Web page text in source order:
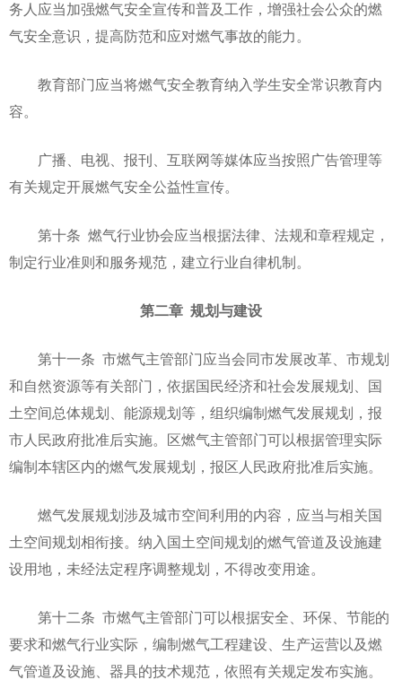
务人应当加强燃气安全宣传和普及工作，增强社会公众的燃
气安全意识，提高防范和应对燃气事故的能力。
教育部门应当将燃气安全教育纳入学生安全常识教育内
容。
广播、电视、报刊、互联网等媒体应当按照广告管理等
有关规定开展燃气安全公益性宣传。
第十条 燃气行业协会应当根据法律、法规和章程规定，
制定行业准则和服务规范，建立行业自律机制。
第二章 规划与建设
第十一条 市燃气主管部门应当会同市发展改革、市规划
和自然资源等有关部门，依据国民经济和社会发展规划、国
土空间总体规划、能源规划等，组织编制燃气发展规划，报
市人民政府批准后实施。区燃气主管部门可以根据管理实际
编制本辖区内的燃气发展规划，报区人民政府批准后实施。
燃气发展规划涉及城市空间利用的内容，应当与相关国
土空间规划相衔接。纳入国土空间规划的燃气管道及设施建
设用地，未经法定程序调整规划，不得改变用途。
第十二条 市燃气主管部门可以根据安全、环保、节能的
要求和燃气行业实际，编制燃气工程建设、生产运营以及燃
气管道及设施、器具的技术规范，依照有关规定发布实施。